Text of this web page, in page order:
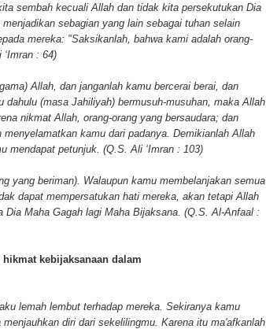
sembah kecuali Allah dan tidak kita persekutukan Dia
sebagian yang lain sebagai tuhan selain
mereka: "Saksikanlah, bahwa kami adalah orang-
: 64)
Allah, dan janganlah kamu bercerai berai, dan
(masa Jahiliyah) bermusuh-musuhan, maka Allah
nikmat Allah, orang-orang yang bersaudara; dan
kamu dari padanya. Demikianlah Allah
mendapat petunjuk. (Q.S. Ali ‘Imran : 103)
yang beriman). Walaupun kamu membelanjakan semua
dapat mempersatukan hati mereka, akan tetapi Allah
Maha Gagah lagi Maha Bijaksana. (Q.S. Al-Anfaal :
kebijaksanaan dalam
lemah lembut terhadap mereka. Sekiranya kamu
diri dari sekelilingmu. Karena itu ma'afkanlah